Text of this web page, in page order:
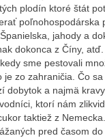
plodín ktoré štát
poľnohospodárska
jahody a
dokonca z Číny,
sme pestovali
je zo zahraničia. Čo
dobytok a najmä
ktorí nám
taktiež z
pred časom